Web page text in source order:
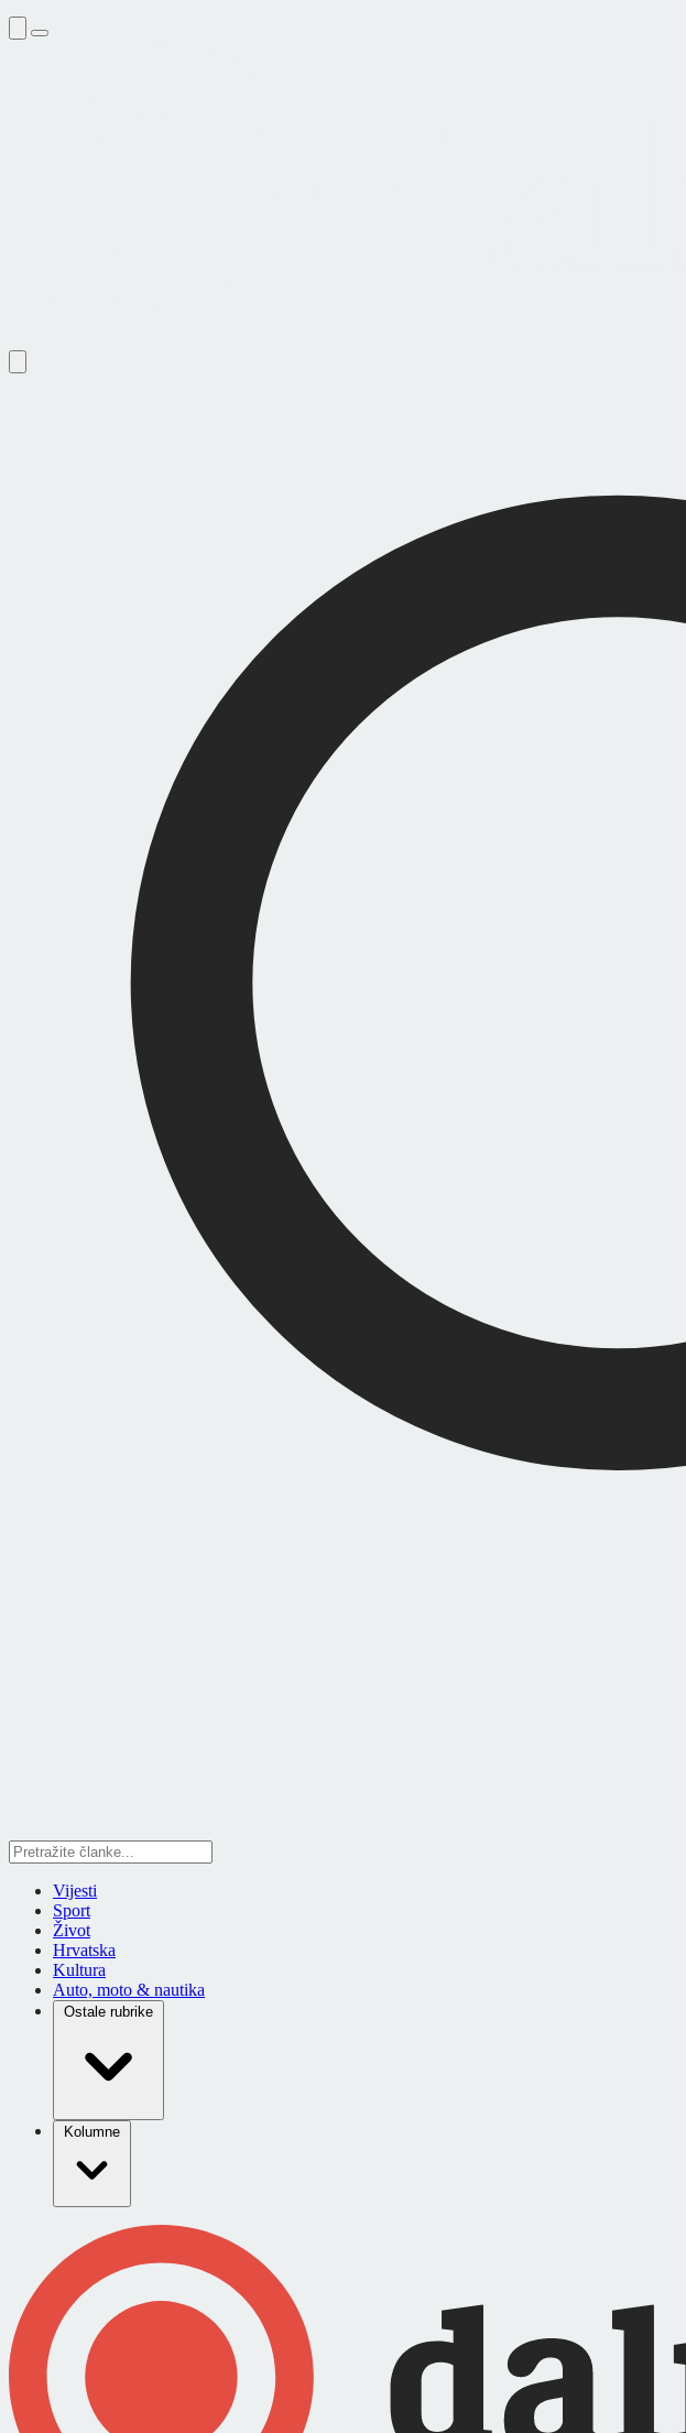
Vijesti
Sport
Život
Hrvatska
Kultura
Auto, moto & nautika
Ostale rubrike
Kolumne